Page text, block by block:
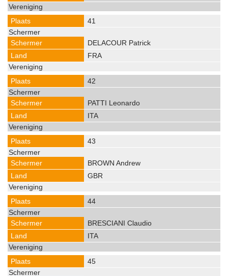
41
DELACOUR Patrick
FRA
42
PATTI Leonardo
ITA
43
BROWN Andrew
GBR
44
BRESCIANI Claudio
ITA
45